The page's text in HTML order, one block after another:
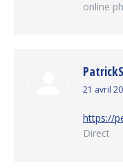
online
dit
21 avril
https://
Direct